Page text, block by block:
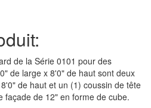
de la Série 0101 pour des
de large x 8'0" de haut sont deux
de haut et un (1) coussin de tête
façade de 12" en forme de cube.